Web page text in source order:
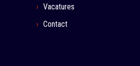
Vacatures
Contact